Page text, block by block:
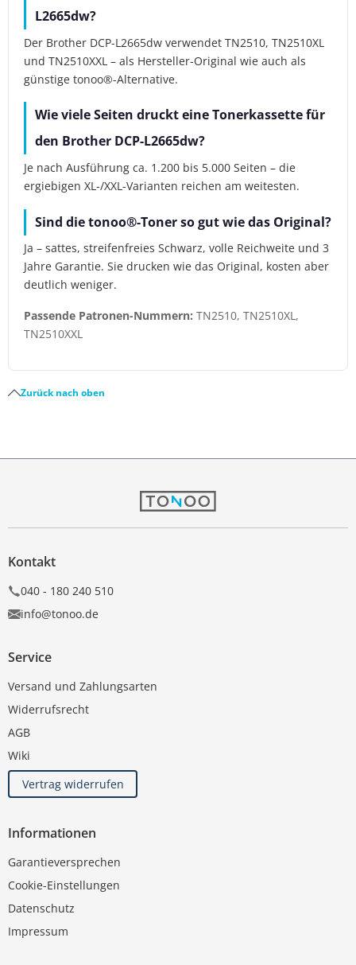
L2665dw?
Der Brother DCP-L2665dw verwendet TN2510, TN2510XL
und TN2510XXL – als Hersteller-Original wie auch als
günstige tonoo®-Alternative.
Wie viele Seiten druckt eine Tonerkassette für
den Brother DCP-L2665dw?
Je nach Ausführung ca. 1.200 bis 5.000 Seiten – die
ergiebigen XL-/XXL-Varianten reichen am weitesten.
Sind die tonoo®-Toner so gut wie das Original?
Ja – sattes, streifenfreies Schwarz, volle Reichweite und 3
Jahre Garantie. Sie drucken wie das Original, kosten aber
deutlich weniger.
Passende Patronen-Nummern: TN2510, TN2510XL,
TN2510XXL
Zurück nach oben
Kontakt
040 - 180 240 510
info@tonoo.de
Service
Versand und Zahlungsarten
Widerrufsrecht
AGB
Wiki
Vertrag widerrufen
Informationen
Garantieversprechen
Cookie-Einstellungen
Datenschutz
Impressum